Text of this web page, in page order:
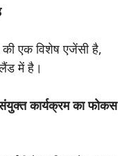
एक विशेष एजेंसी है,
में है।
कार्यक्रम का फोकस